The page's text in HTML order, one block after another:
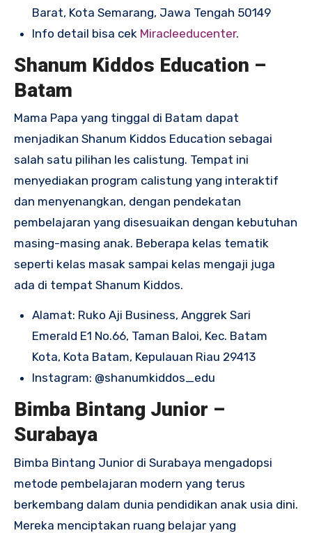
Barat, Kota Semarang, Jawa Tengah 50149
Info detail bisa cek Miracleeducenter.
Shanum Kiddos Education –
Batam
Mama Papa yang tinggal di Batam dapat
menjadikan Shanum Kiddos Education sebagai
salah satu pilihan les calistung. Tempat ini
menyediakan program calistung yang interaktif
dan menyenangkan, dengan pendekatan
pembelajaran yang disesuaikan dengan kebutuhan
masing-masing anak. Beberapa kelas tematik
seperti kelas masak sampai kelas mengaji juga
ada di tempat Shanum Kiddos.
Alamat: Ruko Aji Business, Anggrek Sari
Emerald E1 No.66, Taman Baloi, Kec. Batam
Kota, Kota Batam, Kepulauan Riau 29413
Instagram: @shanumkiddos_edu
Bimba Bintang Junior –
Surabaya
Bimba Bintang Junior di Surabaya mengadopsi
metode pembelajaran modern yang terus
berkembang dalam dunia pendidikan anak usia dini.
Mereka menciptakan ruang belajar yang